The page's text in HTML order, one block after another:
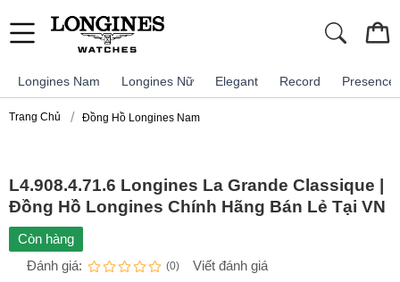
Longines Nam Longines Nữ Elegant Record Presence
Trang Chủ Đồng Hồ Longines Nam
L4.908.4.71.6 Longines La Grande Classique |
Đồng Hồ Longines Chính Hãng Bán Lẻ Tại VN
Còn hàng
Đánh giá:
(0) Viết đánh giá